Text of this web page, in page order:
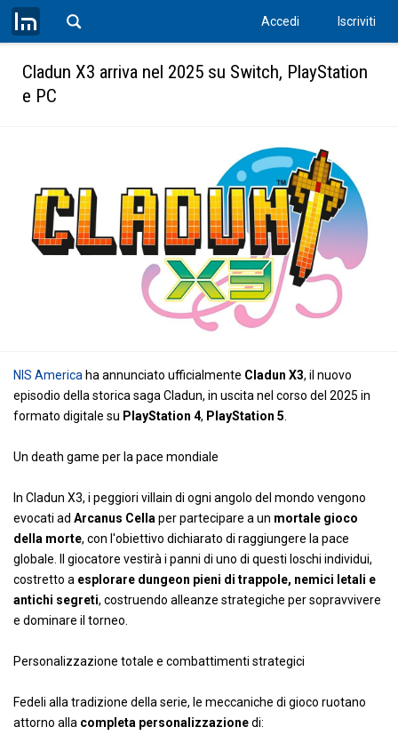
Accedi Iscriviti
Cladun X3 arriva nel 2025 su Switch, PlayStation
e PC
NIS America ha annunciato ufficialmente Cladun X3, il nuovo
episodio della storica saga Cladun, in uscita nel corso del 2025 in
formato digitale su PlayStation 4, PlayStation 5
Un death game per la pace mondiale
In Cladun X3, i peggiori villain di ogni angolo del mondo vengono
evocati ad Arcanus Cella per partecipare a un mortale gioco
della morte, con l'obiettivo dichiarato di raggiungere la pace
globale. Il giocatore vestirà i panni di uno di questi loschi individui,
costretto a esplorare dungeon pieni di trappole, nemici letali e
antichi segreti, costruendo alleanze strategiche per sopravvivere
e dominare il torneo.
Personalizzazione totale e combattimenti strategici
Fedeli alla tradizione della serie, le meccaniche di gioco ruotano
attorno alla completa personalizzazionedi: